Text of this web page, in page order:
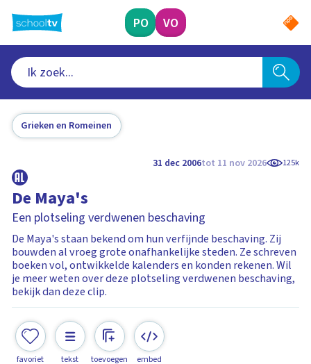
naar
hoofdinhoud
PO VO
Grieken en Romeinen
31 dec 2006tot 11 nov 2026 125k
De Maya's
Een plotseling verdwenen beschaving
De Maya's staan bekend om hun verfijnde beschaving. Zij
bouwden al vroeg grote onafhankelijke steden. Ze schreven
boeken vol, ontwikkelde kalenders en konden rekenen. Wil
je meer weten over deze plotseling verdwenen beschaving,
bekijk dan deze clip.
favoriet tekst toevoegen embed